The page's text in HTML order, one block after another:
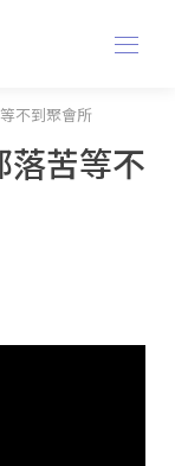
不到聚會所
落苦等不